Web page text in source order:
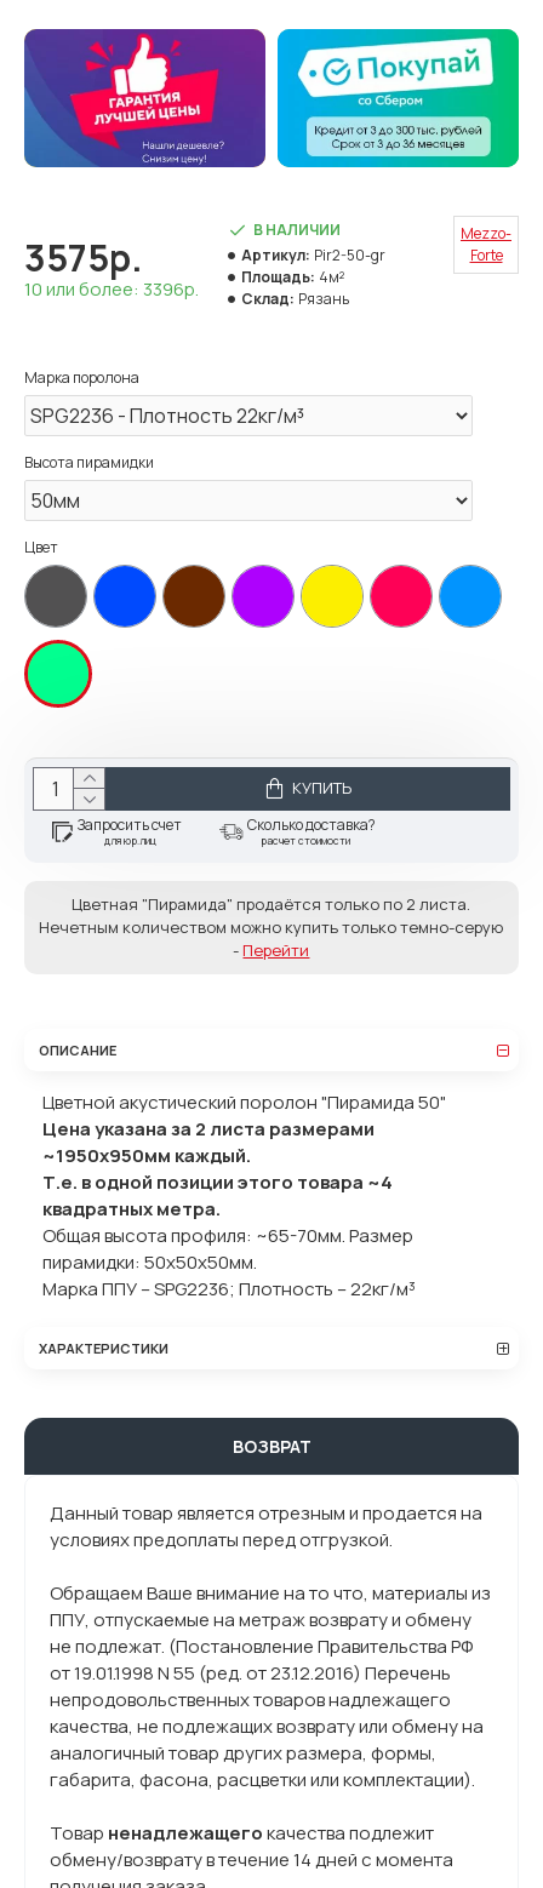
3575р.
10 или более: 3396р.
В НАЛИЧИИ
Артикул: Pir2-50-gr
Площадь: 4м²
Склад: Рязань
Mezzo-
Forte
Марка поролона
Высота пирамидки
Цвет
КУПИТЬ
Запросить счет
для юр.лиц
Сколько доставка?
расчет стоимости
Цветная "Пирамида" продаётся только по 2 листа.
Нечетным количеством можно купить только темно-серую
- Перейти
ОПИСАНИЕ
Цветной акустический поролон "Пирамида 50"
Цена указана за 2 листа размерами
~1950х950мм каждый.
Т.е. в одной позиции этого товара ~4
квадратных метра.
Общая высота профиля: ~65-70мм. Размер
пирамидки: 50x50x50мм.
Марка ППУ – SPG2236; Плотность – 22кг/м³
ХАРАКТЕРИСТИКИ
ВОЗВРАТ
Данный товар является отрезным и продается на
условиях предоплаты перед отгрузкой.
Обращаем Ваше внимание на то что, материалы из
ППУ, отпускаемые на метраж возврату и обмену
не подлежат. (Постановление Правительства РФ
от 19.01.1998 N 55 (ред. от 23.12.2016) Перечень
непродовольственных товаров надлежащего
качества, не подлежащих возврату или обмену на
аналогичный товар других размера, формы,
габарита, фасона, расцветки или комплектации).
Товар ненадлежащегокачества подлежит
обмену/возврату в течение 14 дней с момента